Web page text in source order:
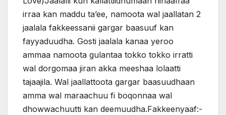
irraa kan maddu ta’ee, namoota wal jaallatan 2
jaalala fakkeessanii gargar baasuuf kan
fayyaduudha. Gosti jaalala kanaa yeroo
ammaa namoota gulantaa tokko tokko irratti
wal dorgomaa jiran akka meeshaa lolaatti
tajaajila. Wal jaallattoota gargar baasuudhaan
amma wal maraachuu fi boqonnaa wal
dhowwachuutti kan deemuudha.Fakkeenyaaf:-